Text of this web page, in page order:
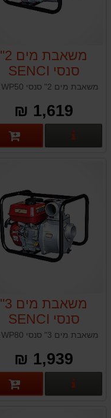
משאבת מים 2"
סנסי SENCI
SCWP50
1,619 ₪
פרטים נוספים
משאבת מים 3"
סנסי SENCI
SCWP80
1,939 ₪
פרטים נוספים